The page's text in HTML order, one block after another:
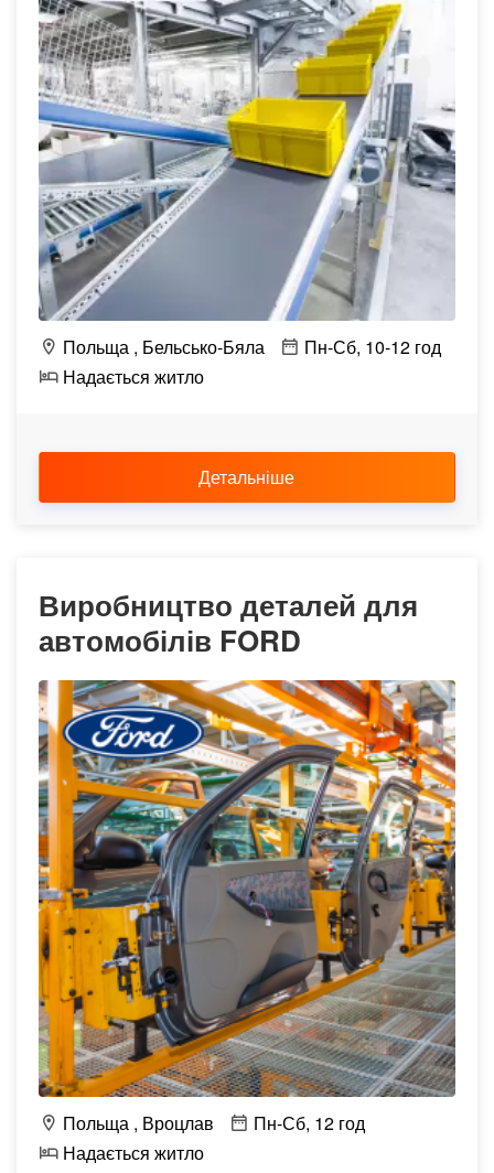
Польща Бельсько-Бяла
Пн-Сб, 10-12 год
Надається житло
Детальніше
Виробництво деталей для
автомобілів FORD
Польща Вроцлав
Пн-Сб, 12 год
Надається житло